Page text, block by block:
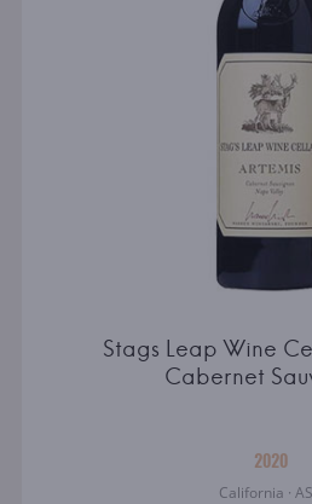
Stags Leap Wine Cellars
Cabernet
2020
California ·